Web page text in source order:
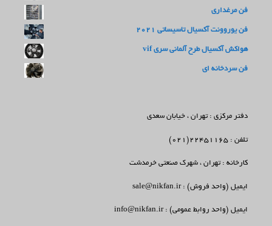
فن مرغداری
فن یوروونت آکسیال تاسیساتی 2021
هواکش آکسیال طرح آلمانی سری vif
فن سردخانه ای
دفتر مرکزی : تهران ، خیابان سعدی
تلفن : 22451165(021)
کارخانه : تهران ، شهرک صنعتی خرمدشت
ایمیل (واحد فروش) : sale@nikfan.ir
ایمیل (واحد روابط عمومی) : info@nikfan.ir